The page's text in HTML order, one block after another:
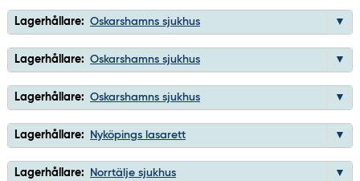
Lagerhållare: Oskarshamns sjukhus
Lagerhållare: Oskarshamns sjukhus
Lagerhållare: Oskarshamns sjukhus
Lagerhållare: Nyköpings lasarett
Lagerhållare: Norrtälje sjukhus